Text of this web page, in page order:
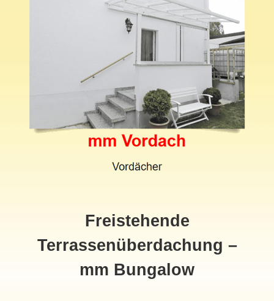
Freistehende
Terrassenüberdachung –
mm Bungalow